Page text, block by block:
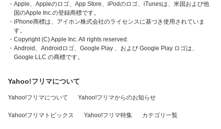
・Apple、Appleのロゴ、App Store、iPodのロゴ、iTunesは、米国および他
国のApple Inc.の登録商標です。
・iPhone商標は、アイホン株式会社のライセンスに基づき使用されていま
す。
・Copyright (C) Apple Inc. All rights reserved.
・Android、Androidロゴ、Google Play 、および Google Play ロゴは、
Google LLC の商標です。
Yahoo!フリマについて
Yahoo!フリマについて Yahoo!フリマからのお知らせ
Yahoo!フリマトピックス Yahoo!フリマ特集 カテゴリ一覧